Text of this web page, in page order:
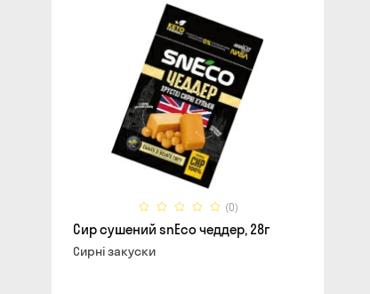
(0)
Сир сушений snEco чеддер, 28г
Сирні закуски